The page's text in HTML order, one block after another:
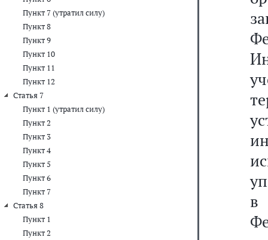
Пункт 7 (утратил силу)
Пункт 8
Пункт 9
Пункт 10
Пункт 11
Пункт 12
Статья 7
Пункт 1 (утратил силу)
Пункт 2
Пункт 3
Пункт 4
Пункт 5
Пункт 6
Пункт 7
Статья 8
Пункт 1
Пункт 2
в